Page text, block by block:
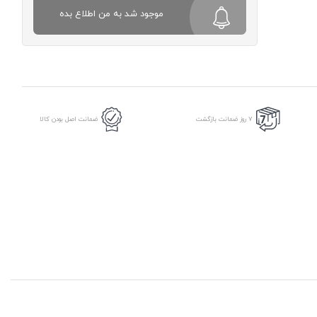
موجود شد به من اطلاع بده
7 روز ضمانت بازگشت ضمانت اصل بودن کالا